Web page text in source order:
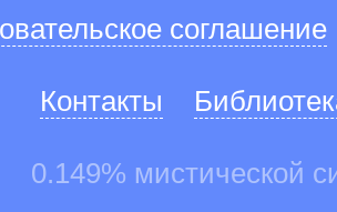
соглашение
Контакты
0.149% мистической